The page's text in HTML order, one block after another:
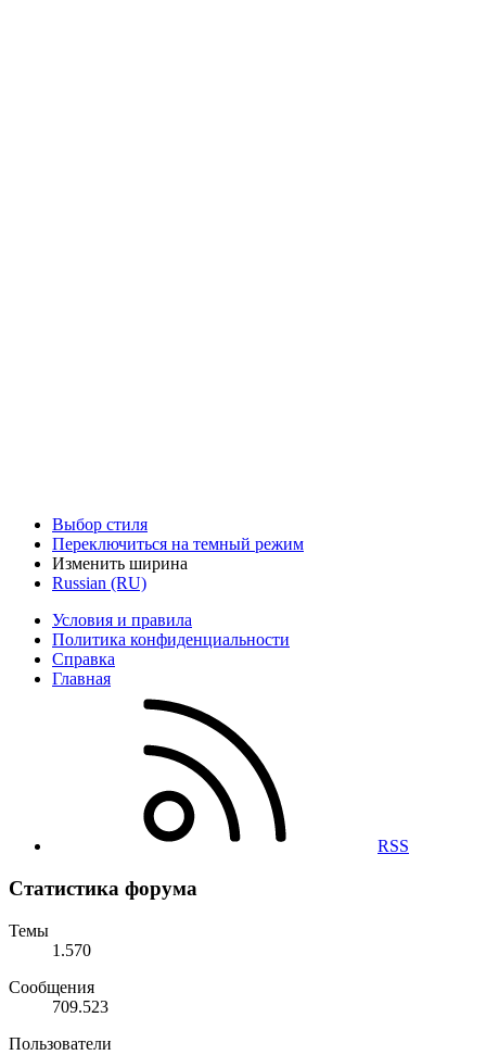
Выбор стиля
Переключиться на темный режим
Изменить ширина
Russian (RU)
Условия и правила
Политика конфиденциальности
Справка
Главная
RSS
Статистика форума
Темы
1.570
Сообщения
709.523
Пользователи